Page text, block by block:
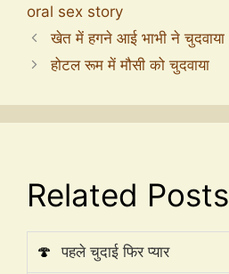
oral sex story
खेत में हगने आई भाभी ने चुदवाया
होटल रूम में मौसी को चुदवाया
Related Posts
🍄 पहले चुदाई फिर प्यार